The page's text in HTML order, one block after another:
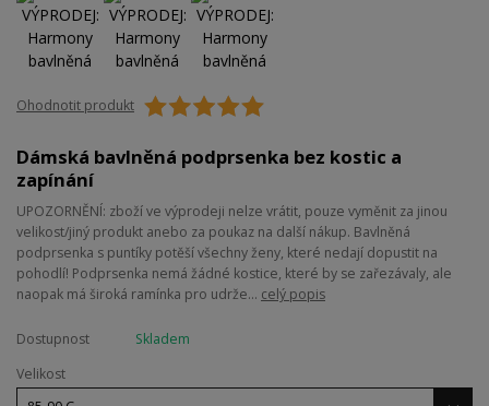
Ohodnotit produkt
Dámská bavlněná podprsenka bez kostic a
zapínání
UPOZORNĚNÍ: zboží ve výprodeji nelze vrátit, pouze vyměnit za jinou
velikost/jiný produkt anebo za poukaz na další nákup. Bavlněná
podprsenka s puntíky potěší všechny ženy, které nedají dopustit na
pohodlí! Podprsenka nemá žádné kostice, které by se zařezávaly, ale
naopak má široká ramínka pro udrže... celý popis
Dostupnost
Skladem
Velikost